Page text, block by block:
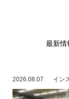
最新情
2026.08.07 イン